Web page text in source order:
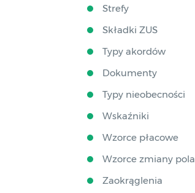
Strefy
Składki ZUS
Typy akordów
Dokumenty
Typy nieobecności
Wskaźniki
Wzorce płacowe
Wzorce zmiany pola
Zaokrąglenia